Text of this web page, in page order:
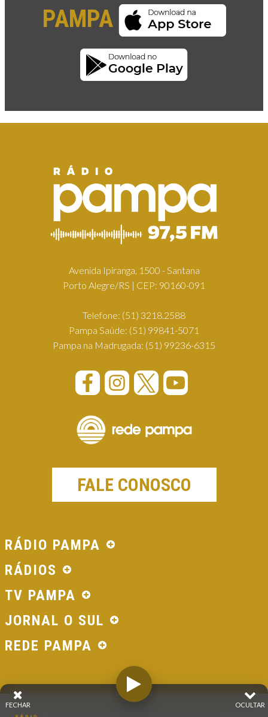
PAMPA
Avenida Ipiranga, 1500 - Santana
Porto Alegre/RS | CEP: 90160-091
Telefone: (51) 3218.2588
Pampa Saúde: (51) 99841-5071
Pampa na Madrugada: (51) 99236-6315
FALE CONOSCO
RÁDIO PAMPA
RÁDIOS
TV PAMPA
JORNAL O SUL
REDE PAMPA
OCULTAR
FECHAR